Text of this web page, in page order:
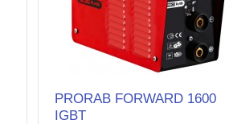
PRORAB FORWARD 1600
IGBT